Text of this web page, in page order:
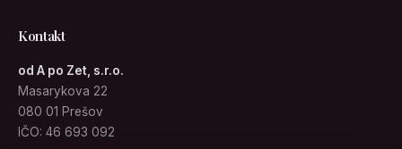
Kontakt
od A po Zet, s.r.o.
Masarykova 22
080 01 Prešov
IČO: 46 693 092